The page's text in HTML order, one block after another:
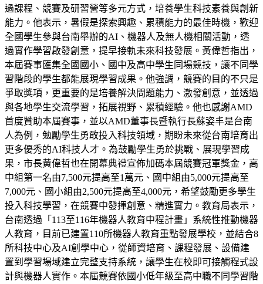
過課程、競賽及研習營等多元方式，培養學生科技素養與創新
能力。他表示，暑假是探索興趣、累積能力的最佳時機，歡迎
全國學生參與台南舉辦的AI、機器人及無人機相關活動，透
過實作學習啟發創意，提早接軌未來科技發展。黃偉哲指出，
本屆賽事匯集全國國小、國中及高中學生同場競技，讓不同學
習階段的學生都能展現學習成果。他強調，競賽的目的不只是
爭取獎項，更重要的是培養解決問題能力、激發創意，並透過
與各地學生交流學習，拓展視野、累積經驗。他也感謝AMD
首度贊助本屆賽事，並以AMD董事長暨執行長蘇姿丰是台南
人為例，勉勵學生勇敢投入科技領域，期盼未來從台南培育出
更多優秀的AI科技人才。為鼓勵學生勇於挑戰、展現學習成
果，市長黃偉哲也在開幕典禮宣佈加碼本屆競賽冠軍獎金，高
中組第一名由7,500元提高至1萬元、國中組由5,000元提高至
7,000元、國小組由2,500元提高至4,000元，希望鼓勵更多學生
投入科技學習，在競賽中發揮創意、精進實力。教育局表示，
台南透過「113至116年機器人教育中程計畫」系統性推動機器
人教育，目前已建置110所機器人教育重點發展學校，並結合8
所科技中心及AI創學中心，從師資培育、課程發展、設備建
置到學習場域建立完整支持系統，讓學生在校即可接觸程式設
計與機器人實作。本屆競賽依國小低年級至高中職不同學習階